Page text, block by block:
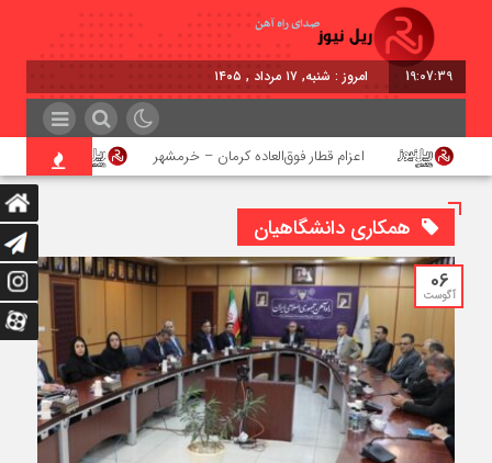
19:07:39 امروز : شنبه, ۱۷ مرداد , ۱۴۰۵
اعزام قطار فوق‌العاده کرمان – خرمشهر اجرای
همکاری دانشگاهیان
06
آگوست